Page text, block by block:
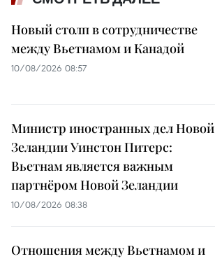
Новый столп в сотрудничестве
между Вьетнамом и Канадой
10/08/2026 08:57
Министр иностранных дел Новой
Зеландии Уинстон Питерс:
Вьетнам является важным
партнёром Новой Зеландии
10/08/2026 08:38
Отношения между Вьетнамом и